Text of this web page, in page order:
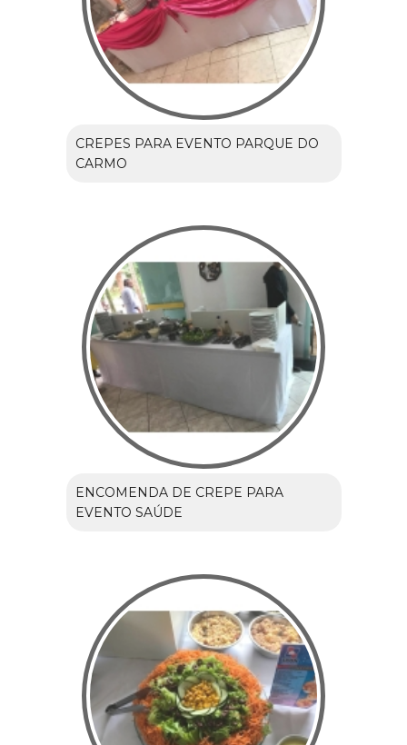
CREPES PARA EVENTO PARQUE DO
CARMO
ENCOMENDA DE CREPE PARA
EVENTO SAÚDE